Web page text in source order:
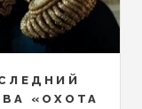
«ОХОТА